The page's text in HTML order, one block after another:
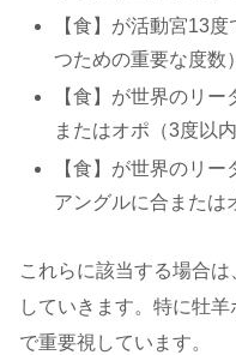
【食】が活動宮13
つための重要な度数）
【食】が世界のリ
またはオポ（3度以内
【食】が世界のリ
アングルに合または
これらに該当する場合
していきます。特に牡
で重要視しています。